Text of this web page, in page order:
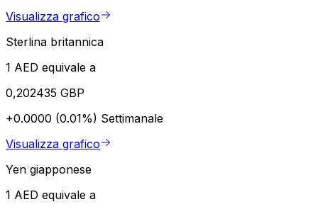
Visualizza grafico
Sterlina britannica
1 AED equivale a
0,202435 GBP
+0.0000 (0.01%) Settimanale
Visualizza grafico
Yen giapponese
1 AED equivale a